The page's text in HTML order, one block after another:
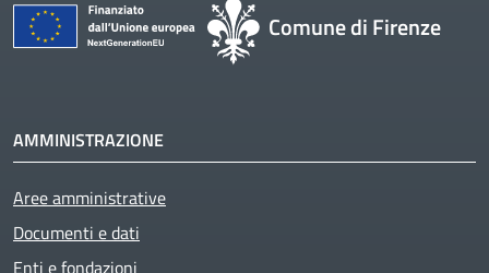
Comune di Firenze
AMMINISTRAZIONE
Aree amministrative
Documenti e dati
Enti e fondazioni